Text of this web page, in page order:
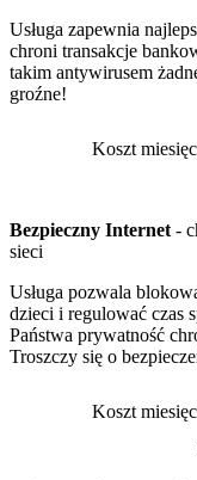
Usługa zapewnia
chroni transakcje
takim antywirusem
groźne!
Koszt
Bezpieczny Internet -
sieci
Usługa pozwala
dzieci i regulować czas
Państwa prywatność
Troszczy się o
Koszt